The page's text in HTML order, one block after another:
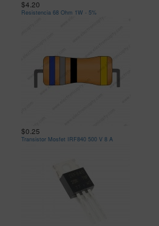
$4.20
Resistencia 68 Ohm 1W - 5%
$0.25
Transistor Mosfet IRF840 500 V 8 A